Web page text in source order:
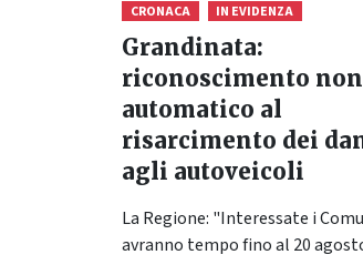
CRONACA IN EVIDENZA
Grandinata:
riconoscimento non
automatico al
risarcimento dei
agli autoveicoli
La Regione: "Interessate i
avranno tempo fino al 20